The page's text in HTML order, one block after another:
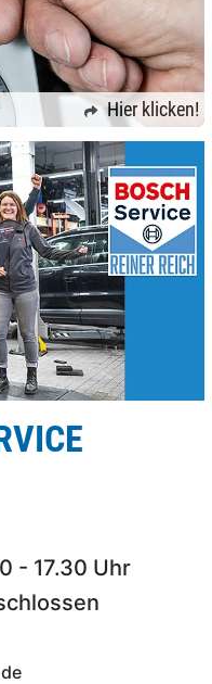
Hier klicken!
- 17.30 Uhr